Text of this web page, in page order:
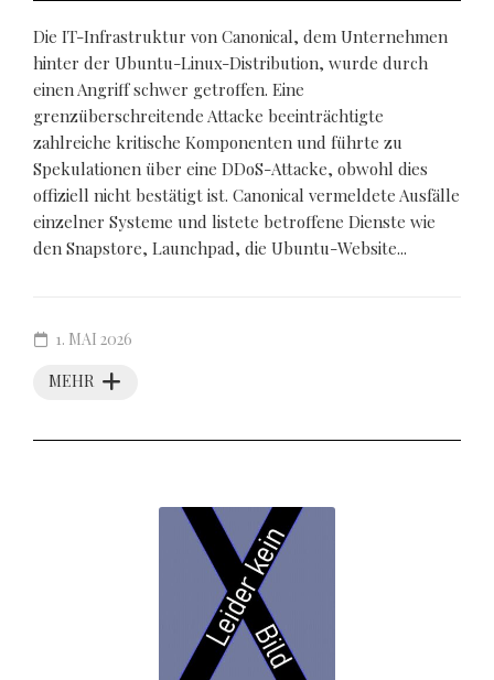
Die IT-Infrastruktur von Canonical, dem Unternehmen
hinter der Ubuntu-Linux-Distribution, wurde durch
einen Angriff schwer getroffen. Eine
grenzüberschreitende Attacke beeinträchtigte
zahlreiche kritische Komponenten und führte zu
Spekulationen über eine DDoS-Attacke, obwohl dies
offiziell nicht bestätigt ist. Canonical vermeldete Ausfälle
einzelner Systeme und listete betroffene Dienste wie
den Snapstore, Launchpad, die Ubuntu-Website...
MEHR
1. MAI 2026